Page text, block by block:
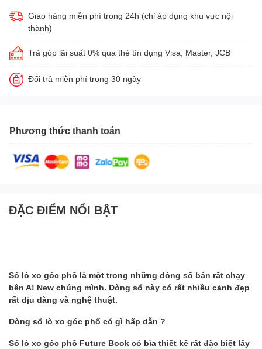
Giao hàng miễn phí trong 24h (chỉ áp dụng khu vực nội
thành)
Trả góp lãi suất 0% qua thẻ tín dụng Visa, Master, JCB
Đổi trả miễn phí trong 30 ngày
Phương thức thanh toán
ĐẶC ĐIỂM NỔI BẬT
Sổ lò xo góc phố là một trong những dòng sổ bán rất chạy
bên A! New chúng mình. Dòng sổ này có rất nhiều cảnh đẹp
rất dịu dàng và nghệ thuật.
Dòng sổ lò xo góc phố có gì hấp dẫn ?
Sổ lò xo góc phố Future Book có bìa thiết kế rất đặc biệt lấy